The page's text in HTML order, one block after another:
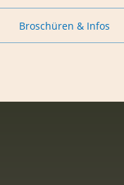
Broschüren & Infos